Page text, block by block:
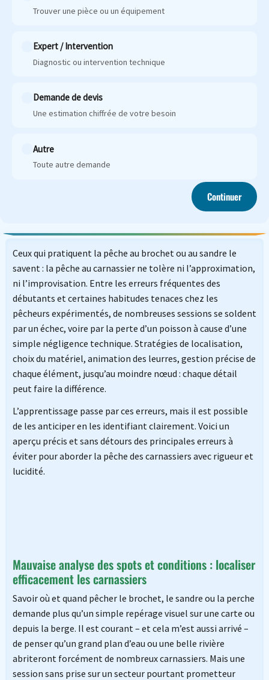
Trouver une pièce ou un équipement
Expert / Intervention
Diagnostic ou intervention technique
Demande de devis
Une estimation chiffrée de votre besoin
Autre
Toute autre demande
Continuer
Ceux qui pratiquent la pêche au brochet ou au sandre le
savent : la pêche au carnassier ne tolère ni l’approximation,
ni l’improvisation. Entre les erreurs fréquentes des
débutants et certaines habitudes tenaces chez les
pêcheurs expérimentés, de nombreuses sessions se soldent
par un échec, voire par la perte d’un poisson à cause d’une
simple négligence technique. Stratégies de localisation,
choix du matériel, animation des leurres, gestion précise de
chaque élément, jusqu’au moindre nœud : chaque détail
peut faire la différence.
L’apprentissage passe par ces erreurs, mais il est possible
de les anticiper en les identifiant clairement. Voici un
aperçu précis et sans détours des principales erreurs à
éviter pour aborder la pêche des carnassiers avec rigueur et
lucidité.
Mauvaise analyse des spots et conditions : localiser
efficacement les carnassiers
Savoir où et quand pêcher le brochet, le sandre ou la perche
demande plus qu’un simple repérage visuel sur une carte ou
depuis la berge. Il est courant – et cela m’est aussi arrivé –
de penser qu’un grand plan d’eau ou une belle rivière
abriteront forcément de nombreux carnassiers. Mais une
session sans prise sur un secteur pourtant prometteur